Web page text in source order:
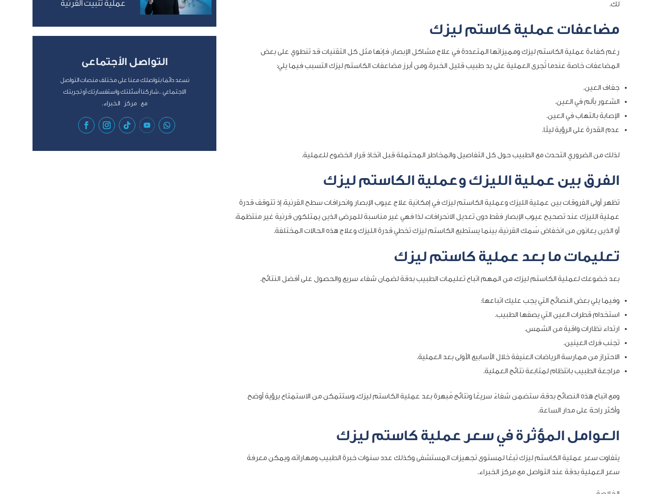
عملية تثبيت القرنية
التواصل الأجتماعى
نسعد دائمًا بتواصلك معنا على مختلف منصات التواصل
الاجتماعي ..شاركنا أسئلتك واستفسارتك أو تجربتك
مع مركز الخبراء.
لك.
مضاعفات عملية كاستم ليزك
رغم كفاءة عملية الكاستم ليزك ومميزاتها المتعددة في علاج مشاكل الإبصار، فإنها مثل كل التقنيات قد تنطوي على بعض
المضاعفات خاصة عندما تُجرى العملية على يد طبيب قليل الخبرة، ومن أبرز مضاعفات الكاستم ليزك التسبب فيما يلي:
جفاف العين.
الشعور بألم في العين.
الإصابة بالتهاب في العين.
عدم القدرة على الرؤية ليلًا.
لذلك من الضروري التحدث مع الطبيب حول كل التفاصيل والمخاطر المحتملة قبل اتخاذ قرار الخضوع للعملية.
الفرق بين عملية الليزك وعملية الكاستم ليزك
تظهر أولى الفروقات بين عملية الليزك وعملية الكاستم ليزك في إمكانية علاج عيوب الإبصار وانحرافات سطح القرنية، إذ تتوقف قدرة
عملية الليزك عند تصحيح عيوب الإبصار فقط دون تعديل الانحرافات، لذا فهي غير مناسبة للمرضى الذين يمتلكون قرنية غير منتظمة،
أو الذين يعانون من انخفاض سُمك القرنية، بينما يستطيع الكاستم ليزك تخطي قدرة الليزك وعلاج هذه الحالات المختلفة.
تعليمات ما بعد عملية كاستم ليزك
بعد خضوعك لعملية الكاستم ليزك، من المهم اتباع تعليمات الطبيب بدقة لضمان شفاء سريع والحصول على أفضل النتائج.
وفيما يلي بعض النصائح التي يجب عليك اتباعها:
استخدام قطرات العين التي يصفها الطبيب.
ارتداء نظارات واقية من الشمس.
تجنب فرك العينين.
الاحتراز من ممارسة الرياضات العنيفة خلال الأسابيع الأولى بعد العملية.
مراجعة الطبيب بانتظام لمتابعة نتائج العملية.
ومع اتباع هذه النصائح بدقة، ستضمن شفاءً سريعًا ونتائج مُبهرة بعد عملية الكاستم ليزك، وستتمكن من الاستمتاع برؤية أوضح
وأكثر راحة على مدار الساعة.
العوامل المؤثرة في سعر عملية كاستم ليزك
يتفاوت سعر عملية الكاستم ليزك تبعًا لمستوى تجهيزات المستشفى وكذلك عدد سنوات خبرة الطبيب ومهاراته، ويمكن معرفة
سعر العملية بدقة عند التواصل مع مركز الخبراء.